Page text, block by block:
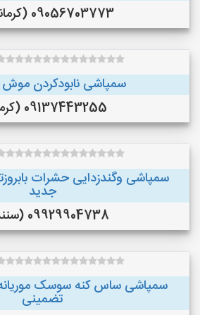
09056703773 (کرمانشاه )
سمپاشی نابودکردن موش ۱۲ساعته
09137443255 (کرمان )
سمپاشی وگندزدایی حشرات
جدید
09929904738 (سنندج )
تضمینی